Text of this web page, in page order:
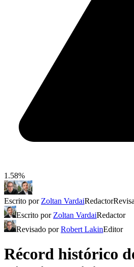
1.58%
Escrito por Zoltan VardaiRedactor
Escrito por Zoltan VardaiRedactor
Revisado porRobert LakinEditor
Récord histórico